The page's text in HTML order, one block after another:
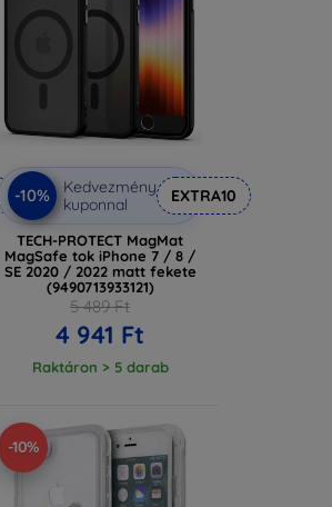
-10%
Kedvezmény
kuponnal
EXTRA10
TECH-PROTECT MagMat
MagSafe tok iPhone 7 / 8 /
SE 2020 / 2022 matt fekete
(9490713933121)
5 489 Ft
4 941 Ft
Raktáron > 5 darab
-10%